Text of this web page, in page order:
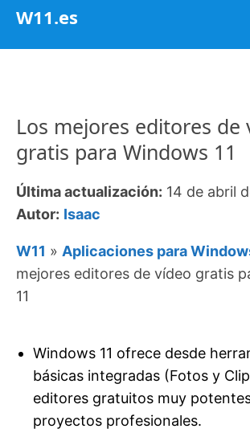
Saltar
W11.es
Los mejores editores de
gratis para Windows 11
Última actualización: 14 de abril
Autor: Isaac
W11 » Aplicaciones para
mejores editores de vídeo gratis
11
Windows 11 ofrece desde
básicas integradas (Fotos y
editores gratuitos muy
proyectos profesionales.